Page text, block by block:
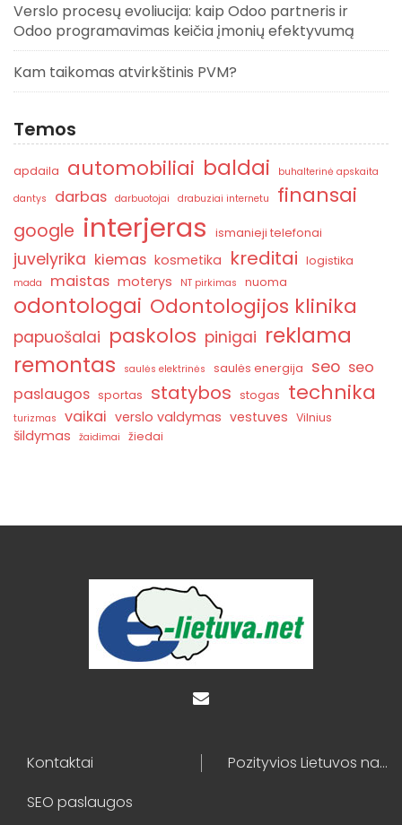
Verslo procesų evoliucija: kaip Odoo partneris ir
Odoo programavimas keičia įmonių efektyvumą
Kam taikomas atvirkštinis PVM?
Temos
apdaila automobiliai baldai
buhalterinė apskaita
dantys
darbas darbuotojai drabuziai internetu finansai
google interjeras ismanieji telefonai
juvelyrika kiemas kosmetika kreditai logistika
mada maistas moterys NT pirkimas nuoma
odontologai Odontologijos klinika
papuošalai paskolos pinigai reklama
remontas
saulės elektrinės saulės energija seo seo
paslaugos sportas statybos stogas technika
turizmas vaikai verslo valdymas vestuves Vilnius
šildymas žaidimai žiedai
Kontaktai
Pozityvios Lietuvos naujienos
SEO paslaugos